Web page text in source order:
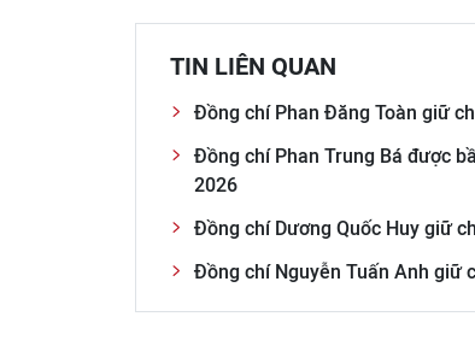
TIN LIÊN QUAN
Đồng chí Phan Đăng Toàn giữ
Đồng chí Phan Trung Bá được
2026
Đồng chí Dương Quốc Huy giữ
Đồng chí Nguyễn Tuấn Anh giữ